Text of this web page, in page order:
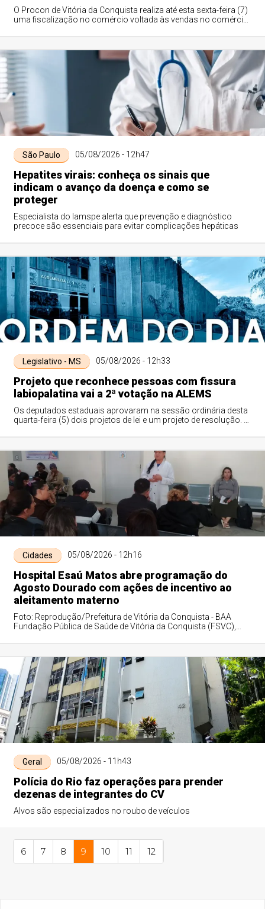
O Procon de Vitória da Conquista realiza até esta sexta-feira (7)
uma fiscalização no comércio voltada às vendas no comércio
São Paulo 05/08/2026 - 12h47
Hepatites virais: conheça os sinais que
indicam o avanço da doença e como se
proteger
Especialista do Iamspe alerta que prevenção e diagnóstico
precoce são essenciais para evitar complicações hepáticas
Legislativo - MS 05/08/2026 - 12h33
Projeto que reconhece pessoas com fissura
labiopalatina vai a 2ª votação na ALEMS
Os deputados estaduais aprovaram na sessão ordinária desta
quarta-feira (5) dois projetos de lei e um projeto de resolução. O
Cidades 05/08/2026 - 12h16
Hospital Esaú Matos abre programação do
Agosto Dourado com ações de incentivo ao
aleitamento materno
Foto: Reprodução/Prefeitura de Vitória da Conquista - BAA
Fundação Pública de Saúde de Vitória da Conquista (FSVC),
Geral 05/08/2026 - 11h43
Polícia do Rio faz operações para prender
dezenas de integrantes do CV
Alvos são especializados no roubo de veículos
6 7 8 9 10 11 12